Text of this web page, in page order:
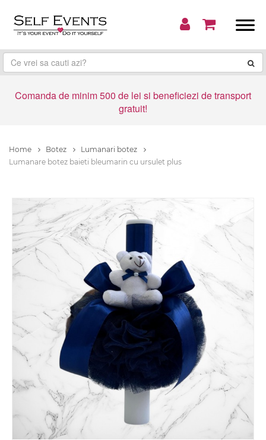
Comanda de minim 500 de lei si beneficiezi de transport
gratuit!
Home Botez
Lumanari botez
Lumanare botez baieti bleumarin cu ursulet plus